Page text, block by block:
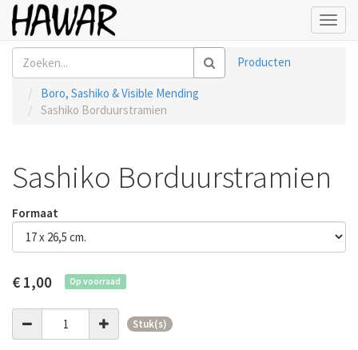
Producten
Boro, Sashiko & Visible Mending
Sashiko Borduurstramien
Sashiko Borduurstramien
Formaat
€ 1,00 Op voorraad
Stuk(s)